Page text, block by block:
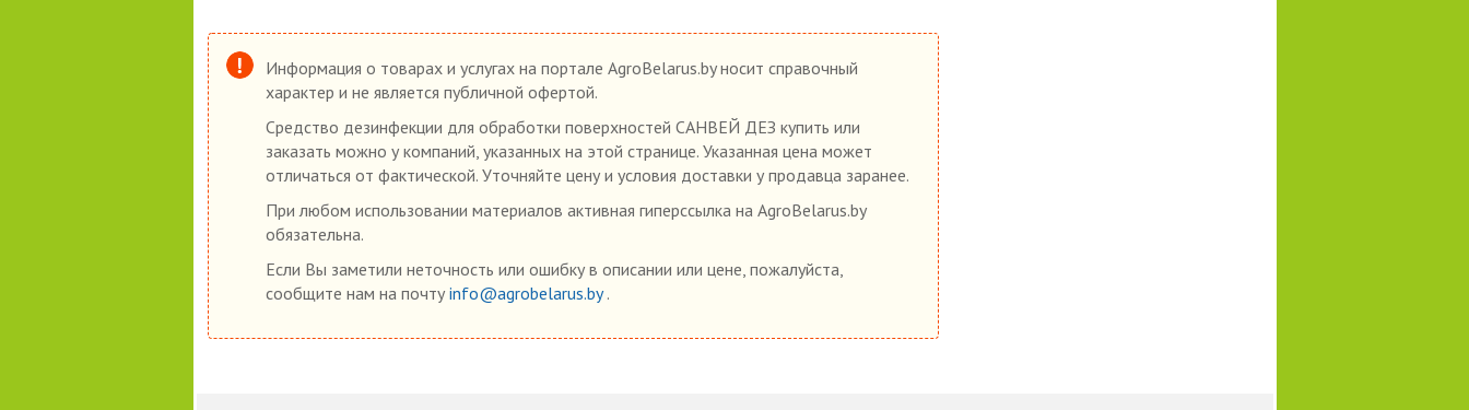
Информация о товарах и услугах на портале AgroBelarus.by носит справочный
характер и не является публичной офертой.
Средство дезинфекции для обработки поверхностей САНВЕЙ ДЕЗ купить или
заказать можно у компаний, указанных на этой странице. Указанная цена может
отличаться от фактической. Уточняйте цену и условия доставки у продавца заранее.
При любом использовании материалов активная гиперссылка на AgroBelarus.by
обязательна.
Если Вы заметили неточность или ошибку в описании или цене, пожалуйста,
сообщите нам на почту info@agrobelarus.by.